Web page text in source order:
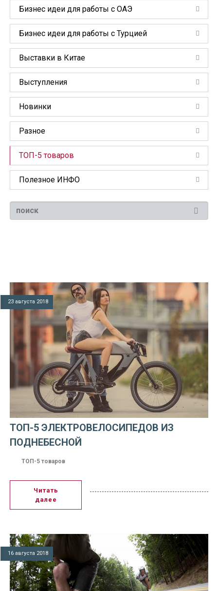
Бизнес идеи для работы с ОАЭ
Бизнес идеи для работы с Турцией
Выставки в Китае
Выступления
Новинки
Разное
ТОП-5 товаров
Полезное ИНФО
23 августа 2018
ТОП-5 ЭЛЕКТРОВЕЛОСИПЕДОВ ИЗ
ПОДНЕБЕСНОЙ
ТОП-5 товаров
Читать
далее
16 августа 2018